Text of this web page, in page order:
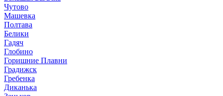
Чутово
Машевка
Полтава
Белики
Гадяч
Глобино
Горишние Плавни
Градижск
Гребенка
Диканька